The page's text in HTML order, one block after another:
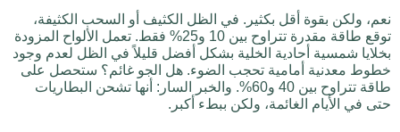
نعم، ولكن بقوة أقل بكثير. في الظل الكثيف أو السحب الكثيفة،
توقع طاقة مقدرة تتراوح بين 10 و25% فقط. تعمل الألواح المزودة
بخلايا شمسية أحادية الخلية بشكل أفضل قليلاً في الظل لعدم وجود
خطوط معدنية أمامية تحجب الضوء. هل الجو غائم؟ ستحصل على
طاقة تتراوح بين 40 و60%. والخبر السار: أنها تشحن البطاريات
حتى في الأيام الغائمة، ولكن ببطء أكبر.